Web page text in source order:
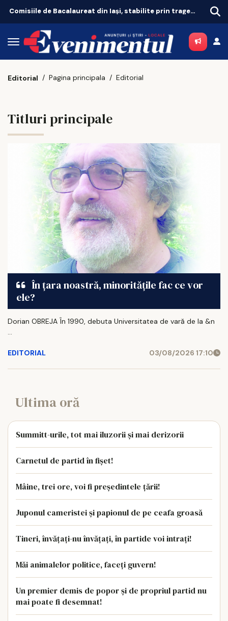
Piața locală este prudentă înainte de decizia Moody's
Editorial Pagina principala Editorial
Titluri principale
În țara noastră, minoritățile fac ce vor
ele?
Dorian OBREJA În 1990, debuta Universitatea de vară de la &n
...
EDITORIAL 03/08/2026 17:10
Ultima oră
Summitt-urile, tot mai iluzorii și mai derizorii
Carnetul de partid în fișet!
Mâine, trei ore, voi fi președintele țării!
Juponul cameristei și papionul de pe ceafa groasă
Tineri, învățați-nu învățați, în partide voi intrați!
Măi animalelor politice, faceți guvern!
Un premier demis de popor și de propriul partid nu
mai poate fi desemnat!